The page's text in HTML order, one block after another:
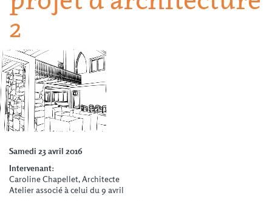
2
Samedi 23 avril 2016
Intervenant:
Caroline Chapellet, Architecte
Atelier associé à celui du 9 avril